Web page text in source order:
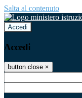
Salta al contenuto
Accedi
Accedi
button close ×